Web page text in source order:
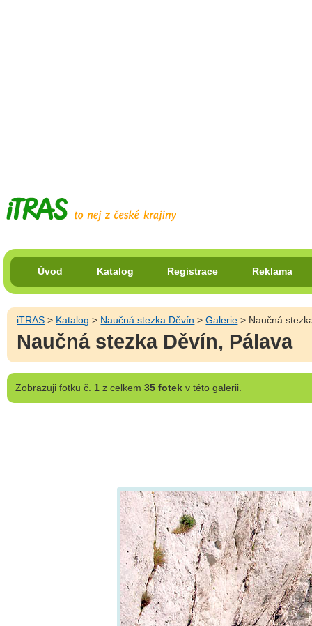
Úvod Katalog Registrace Reklama
iTRAS > Katalog > Naučná stezka Děvín >Galerie > Naučná
Naučná stezka Děvín, Pálava
Zobrazujifotku č. 1z celkem 35 fotekv této galerii.